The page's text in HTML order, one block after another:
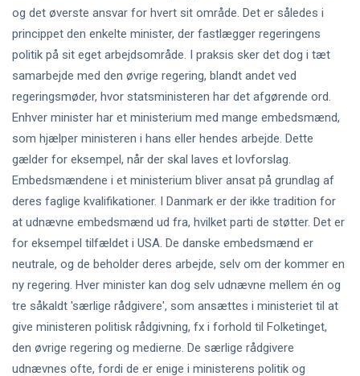
og det øverste ansvar for hvert sit område. Det er således i
princippet den enkelte minister, der fastlægger regeringens
politik på sit eget arbejdsområde. I praksis sker det dog i tæt
samarbejde med den øvrige regering, blandt andet ved
regeringsmøder, hvor statsministeren har det afgørende ord.
Enhver minister har et ministerium med mange embedsmænd,
som hjælper ministeren i hans eller hendes arbejde. Dette
gælder for eksempel, når der skal laves et lovforslag.
Embedsmændene i et ministerium bliver ansat på grundlag af
deres faglige kvalifikationer. I Danmark er der ikke tradition for
at udnævne embedsmænd ud fra, hvilket parti de støtter. Det er
for eksempel tilfældet i USA. De danske embedsmænd er
neutrale, og de beholder deres arbejde, selv om der kommer en
ny regering. Hver minister kan dog selv udnævne mellem én og
tre såkaldt 'særlige rådgivere', som ansættes i ministeriet til at
give ministeren politisk rådgivning, fx i forhold til Folketinget,
den øvrige regering og medierne. De særlige rådgivere
udnævnes ofte, fordi de er enige i ministerens politik og